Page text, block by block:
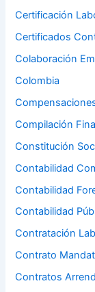
Certificación
Certificados
Colaboración
Colombia
Compilación
Constitución
Contabilidad
Contabilidad
Contabilidad
Contratación
Contrato
Contratos